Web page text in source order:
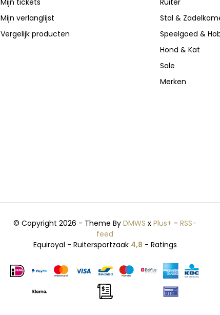
Mijn tickets
Mijn verlanglijst
Vergelijk producten
Ruiter
Stal &
Speelgoed &
Hond & Kat
Sale
Merken
© Copyright 2026 - Theme ByDMWS xPlus+ -RSS-
feed
Equiroyal - Ruitersportzaak 4,8 - Ratings